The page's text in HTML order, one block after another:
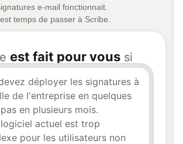
e-mail fonctionnait.
temps de passer à Scribe.
est fait pour vous si
déployer les signatures à
de l'entreprise en quelques
en plusieurs mois.
actuel est trop
pour les utilisateurs non